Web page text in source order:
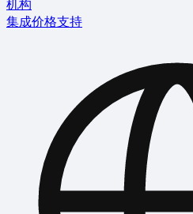
机构
集成价格支持